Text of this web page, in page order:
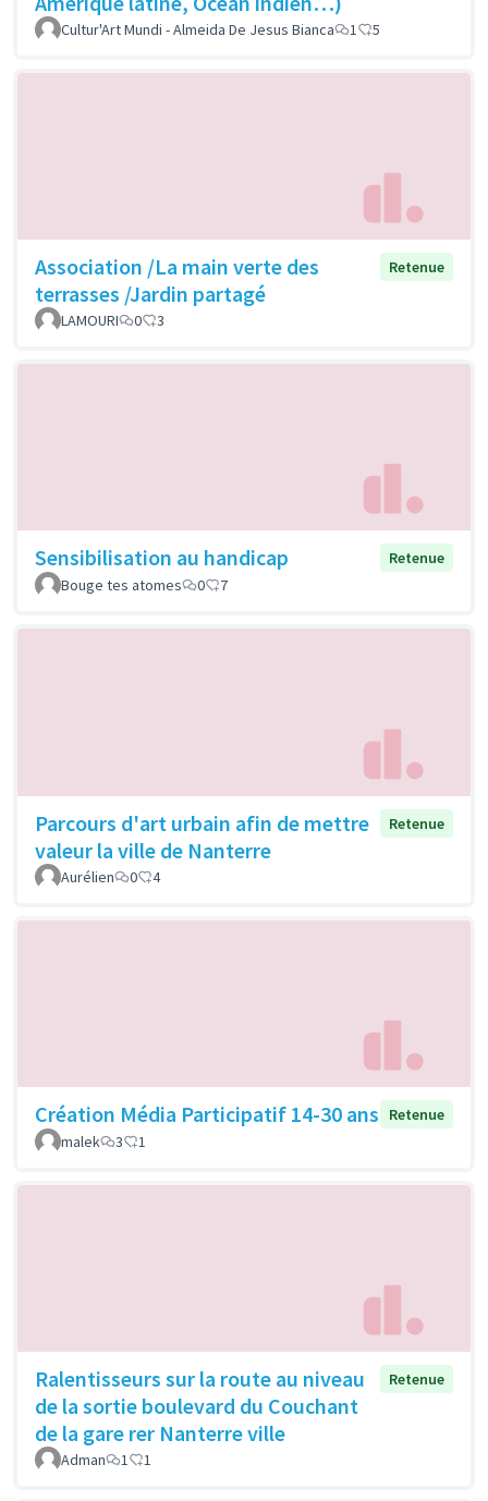
Cultur'Art Mundi - Almeida De Jesus Bianca 1 5
Association /La main verte des
terrasses /Jardin partagé
Retenue
LAMOURI 0 3
Sensibilisation au handicap
Retenue
Bouge tes atomes
0 7
Parcours d'art urbain afin de mettre
valeur la ville de Nanterre
Retenue
Aurélien 0 4
Création Média Participatif 14-30 ans
Retenue
malek
3 1
Ralentisseurs sur la route au niveau
de la sortie boulevard du Couchant
de la gare rer Nanterre ville
Retenue
Adman 1 1